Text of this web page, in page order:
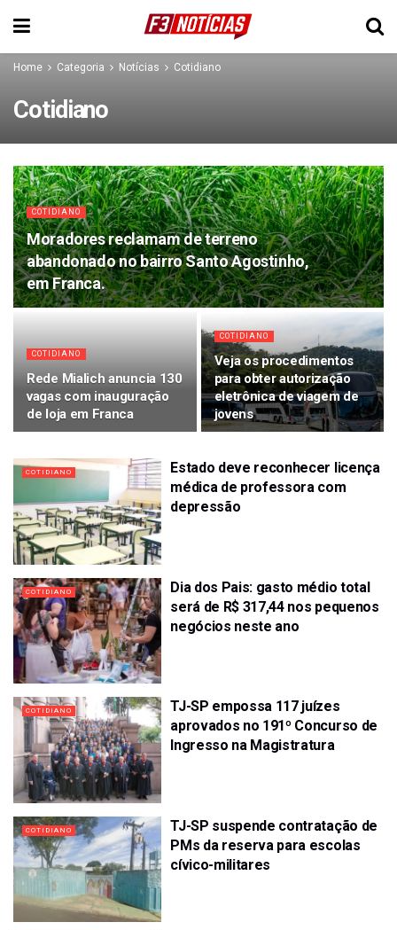
Home Categoria Notícias Cotidiano
Cotidiano
COTIDIANO
Moradores reclamam de terreno
abandonado no bairro Santo Agostinho,
em Franca.
COTIDIANO
Rede Mialich anuncia 130
vagas com inauguração
de loja em Franca
COTIDIANO
Veja os procedimentos
para obter autorização
eletrônica de viagem de
jovens
COTIDIANO
Estado deve reconhecer licença
médica de professora com
depressão
COTIDIANO
Dia dos Pais: gasto médio total
será de R$ 317,44 nos pequenos
negócios neste ano
COTIDIANO
TJ-SP empossa 117 juízes
aprovados no 191º Concurso de
Ingresso na Magistratura
COTIDIANO
TJ-SP suspende contratação de
PMs da reserva para escolas
cívico-militares